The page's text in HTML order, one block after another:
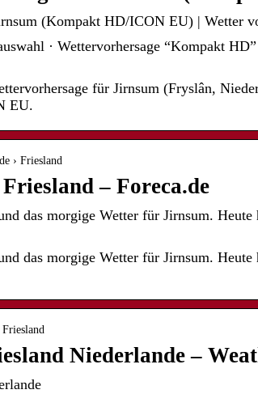
(Kompakt HD/ICON EU) | Wetter
· Wettervorhersage “Kompakt
für Jirnsum (Fryslân,
EU.
› Friesland
– Foreca.de
das morgige Wetter für Jirnsum.
das morgige Wetter für Jirnsum.
Niederlande –